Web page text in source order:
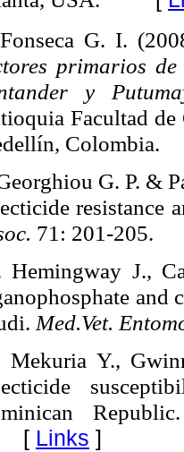
G. I.
primarios
y
Facultad
Colombia.
G. P. &
resistance
71: 201-205.
Hemingway J.,
and
Med.Vet.
Mekuria Y.,
Links ]